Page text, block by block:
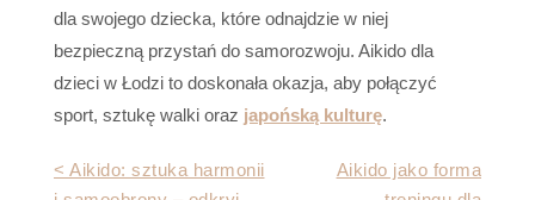
dla swojego dziecka, które odnajdzie w niej
bezpieczną przystań do samorozwoju. Aikido dla
dzieci w Łodzi to doskonała okazja, aby połączyć
sport, sztukę walki oraz japońską kulturę.
Nawigacja
< Aikido: sztuka harmonii
Aikido jako forma